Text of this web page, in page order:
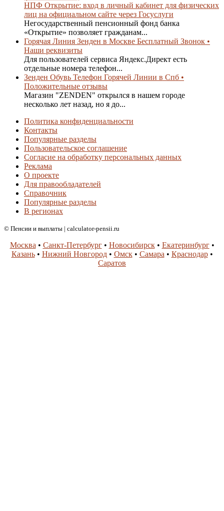
НПФ Открытие: вход в личный кабинет для физических
лиц на официальном сайте через Госуслуги
Негосударственный пенсионный фонд банка
«Открытие» позволяет гражданам...
Горячая Линия Зенден в Москве Бесплатный Звонок •
Наши реквизиты
Для пользователей сервиса Яндекс.Директ есть
отдельные номера телефон...
Зенден Обувь Телефон Горячей Линии в Спб •
Положительные отзывы
Магазин "ZENDEN" открылся в нашем городе
несколько лет назад, но я до...
Политика конфиденциальности
Контакты
Популярные разделы
Пользовательское соглашение
Согласие на обработку персональных данных
Реклама
О проекте
Для правообладателей
Справочник
Популярные разделы
В регионах
© Пенсии и выплаты | calculator-pensii.ru
Москва • Санкт-Петербург• Новосибирск• Екатеринбург•
Казань• Нижний Новгород• Омск• Самара • Краснодар•
Саратов